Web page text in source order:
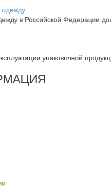
в Российской Федерации
упаковочной